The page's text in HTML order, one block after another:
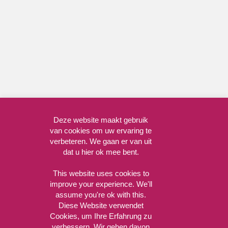
Deze website maakt gebruik
van cookies om uw ervaring te
verbeteren. We gaan er van uit
dat u hier ok mee bent.
This website uses cookies to
improve your experience. We'll
assume you're ok with this.
Diese Website verwendet
Cookies, um Ihre Erfahrung zu